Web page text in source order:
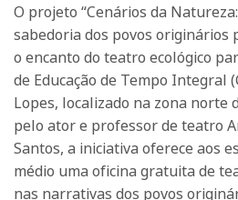
O projeto “Cenários da
sabedoria dos povos originários
o encanto do teatro ecológico
de Educação de Tempo Integral
Lopes, localizado na zona norte
pelo ator e professor de teatro
Santos, a iniciativa oferece aos
médio uma oficina gratuita de
nas narrativas dos povos